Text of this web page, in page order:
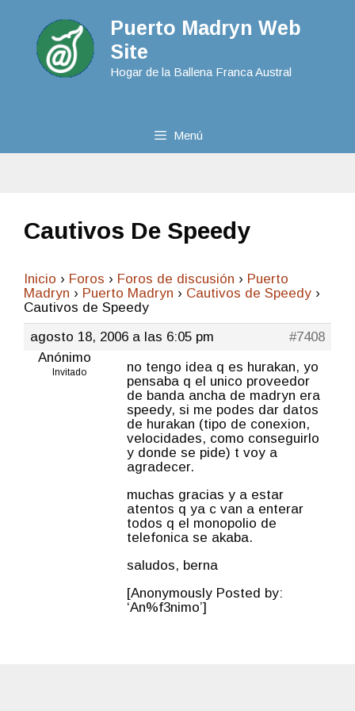
Puerto Madryn Web
Site
Hogar de la Ballena Franca Austral
Menú
Cautivos De Speedy
Inicio › Foros › Foros de discusión › Puerto
Madryn › Puerto Madryn › Cautivos de Speedy ›
Cautivos de Speedy
agosto 18, 2006 a las 6:05 pm
#7408
Anónimo
Invitado
no tengo idea q es hurakan, yo
pensaba q el unico proveedor
de banda ancha de madryn era
speedy, si me podes dar datos
de hurakan (tipo de conexion,
velocidades, como conseguirlo
y donde se pide) t voy a
agradecer.
muchas gracias y a estar
atentos q ya c van a enterar
todos q el monopolio de
telefonica se akaba.
saludos, berna
[Anonymously Posted by:
‘An%f3nimo’]